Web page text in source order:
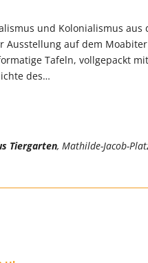
und Kolonialismus aus
Ausstellung auf dem
Tafeln, vollgepackt
des…
Tiergarten, Mathilde-Jacob-